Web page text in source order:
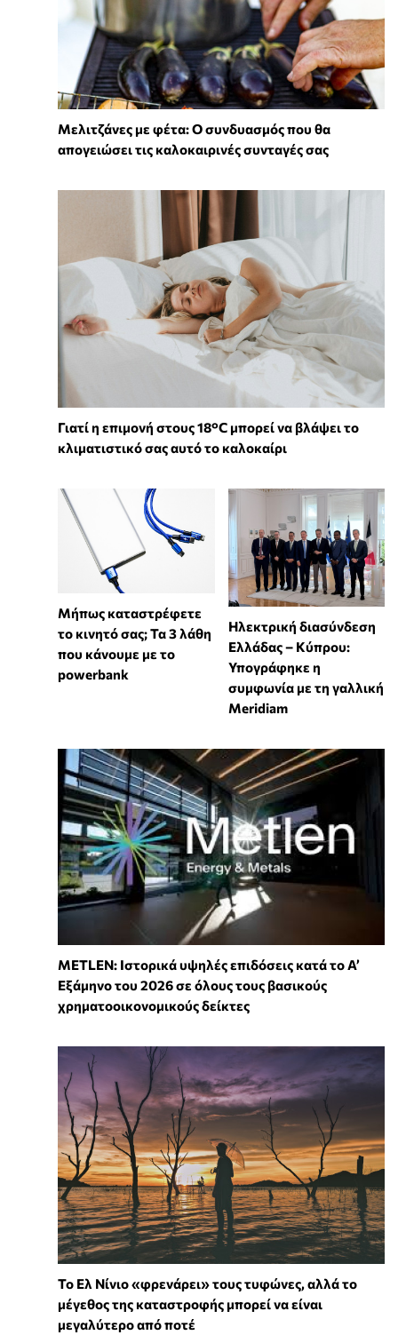
Μελιτζάνες με φέτα: Ο συνδυασμός που θα
απογειώσει τις καλοκαιρινές συνταγές σας
Γιατί η επιμονή στους 18°C μπορεί να βλάψει το
κλιματιστικό σας αυτό το καλοκαίρι
Μήπως καταστρέφετε
το κινητό σας; Τα 3 λάθη
που κάνουμε με το
powerbank
Ηλεκτρική διασύνδεση
Ελλάδας – Κύπρου:
Υπογράφηκε η
συμφωνία με τη γαλλική
Meridiam
METLEN: Ιστορικά υψηλές επιδόσεις κατά το Α’
Εξάμηνο του 2026 σε όλους τους βασικούς
χρηματοοικονομικούς δείκτες
Το Ελ Νίνιο «φρενάρει» τους τυφώνες, αλλά το
μέγεθος της καταστροφής μπορεί να είναι
μεγαλύτερο από ποτέ